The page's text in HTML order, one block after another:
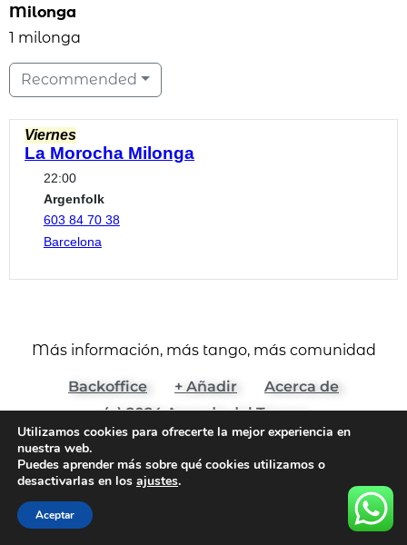
Milonga
1 milonga
Recommended
Viernes
La Morocha Milonga
22:00
Argenfolk
603 84 70 38
Barcelona
Más información, más tango, más comunidad
Backoffice + Añadir
Acerca de
(c) 2024 Agenda del Tango
Aviso Legal y Términos de Uso
Política de Cookies
Política de Privacidad
Utilizamos cookies para ofrecerte la mejor experiencia en
nuestra web.
Puedes aprender más sobre qué cookies utilizamos o
desactivarlas en los ajustes.
Aceptar